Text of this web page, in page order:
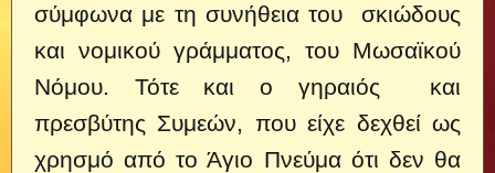
σύμφωνα με τη συνήθεια του σκιώδους
και νομικού γράμματος, του Μωσαϊκού
Νόμου. Τότε και ο γηραιός και
πρεσβύτης Συμεών, που είχε δεχθεί ως
χρησμό από το Άγιο Πνεύμα ότι δεν θα